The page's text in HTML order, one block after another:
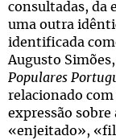
consultadas, da
uma outra
identificada
Augusto
Populares
relacionado
expressão sobre
«enjeitado»,